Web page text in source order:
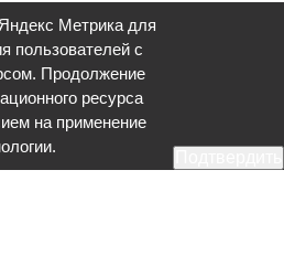
Метрика для
пользователей с
Продолжение
ресурса
на применение